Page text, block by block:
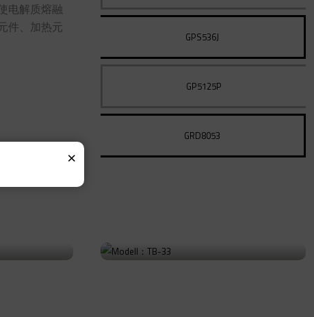
电解质熔融
件、加热元
GPS536J
GP5125P
GRD8053
×